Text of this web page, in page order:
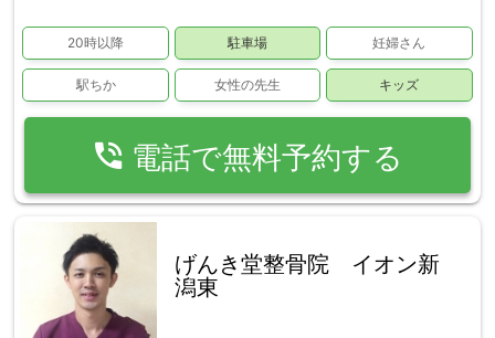
20時以降 駐車場 妊婦さん
駅ちか 女性の先生 キッズ
phone_in_talk 電話で無料予約する
げんき堂整骨院 イオン新
潟東